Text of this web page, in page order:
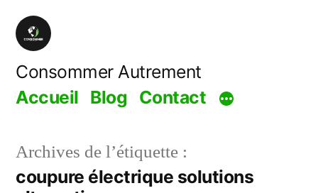
Aller
contenu
Consommer Autrement
Accueil Blog Contact
Archives de l’étiquette :
coupure électrique solutions